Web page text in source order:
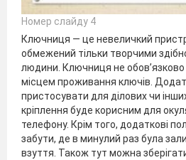
Номер слайду 4
Ключниця — це невеличкий
обмежений тільки творчими
людини. Ключниця не обов’язково
місцем проживання ключів.
пристосувати для ділових чи
кріплення буде корисним для
телефону. Крім того, додаткові
забути, де в минулий раз була
взуття. Також тут можна